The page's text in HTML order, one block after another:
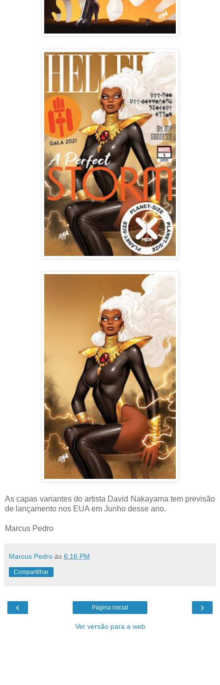
As capas variantes do artista David Nakayama tem previsão
de lançamento nos EUA em Junho desse ano.
Marcus Pedro
Marcus Pedro às 6:16 PM
Compartilhar
‹ ›
Página inicial
Ver versão para a web